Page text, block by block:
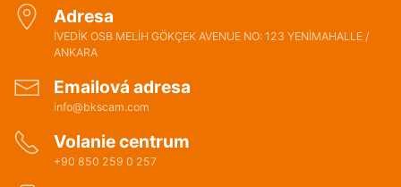
Adresa
İVEDİK OSB MELİH GÖKÇEK AVENUE NO: 123 YENİMAHALLE /
ANKARA
Emailová adresa
info@bkscam.com
Volanie centrum
+90 850 259 0 257